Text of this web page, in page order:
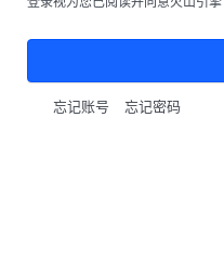
忘记账号 忘记密码